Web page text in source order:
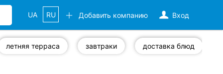
Вход
Добавить компанию
UA RU
летняя терраса завтраки доставка блюд